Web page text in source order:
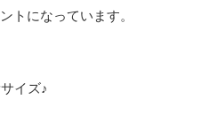
トになっています。
イズ♪